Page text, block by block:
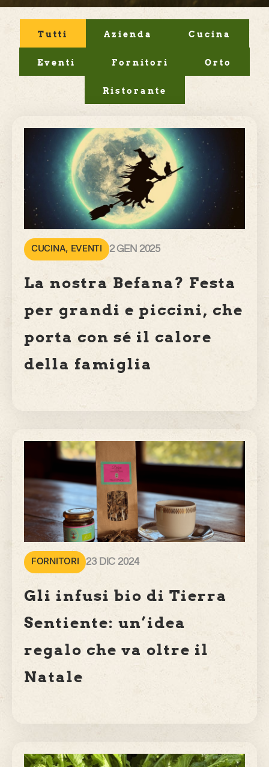
Azienda Cucina
Eventi Fornitori Orto
Ristorante
Tutti
CUCINA, EVENTI 2 GEN 2025
La nostra Befana? Festa
per grandi e piccini, che
porta con sé il calore
della famiglia
FORNITORI 23 DIC 2024
Gli infusi bio di Tierra
Sentiente: un’idea
regalo che va oltre il
Natale